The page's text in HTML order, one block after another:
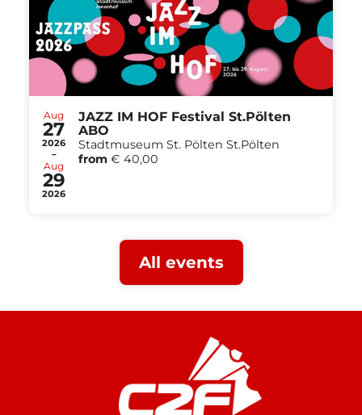
Aug
27
2026
-
Aug
29
2026
JAZZ IM HOF Festival St.Pölten
ABO
Stadtmuseum St. Pölten St.Pölten
from € 40,00
All events